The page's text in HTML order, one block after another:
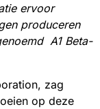
ervoor
produceren
A1 Beta-
zag
op deze